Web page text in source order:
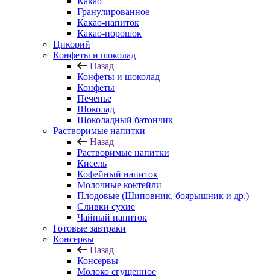
Гранулированное
Какао-напиток
Какао-порошок
Цикорий
Конфеты и шоколад
Назад
Конфеты и шоколад
Конфеты
Печенье
Шоколад
Шоколадный батончик
Растворимые напитки
Назад
Растворимые напитки
Кисель
Кофейный напиток
Молочные коктейли
Плодовые (Шиповник, боярышник и др.)
Сливки сухие
Чайный напиток
Готовые завтраки
Консервы
Назад
Консервы
Молоко сгущенное